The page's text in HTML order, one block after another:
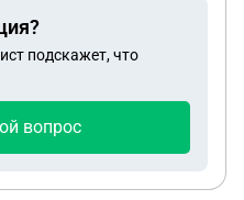
подскажет, что
вопрос